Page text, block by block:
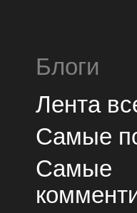
Блоги
Лента
Самые
Самые